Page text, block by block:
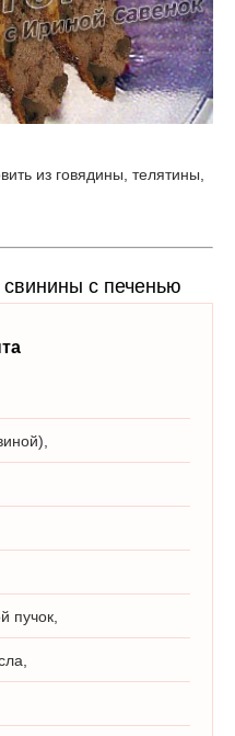
из говядины, телятины,
свинины с печенью
пучок,